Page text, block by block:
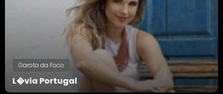
Garota da Foco
L�via Portugal